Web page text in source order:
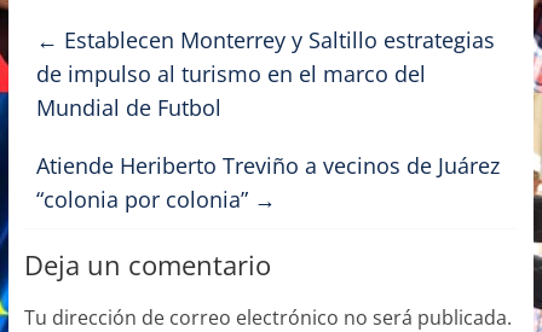
e
b
o
o
k
o
d
o
n
l p
ar
← Establecen Monterrey y Saltillo estrategias
de impulso al turismo en el marco del
Mundial de Futbol
Atiende Heriberto Treviño a vecinos de Juárez
“colonia por colonia” →
Deja un comentario
Tu dirección de correo electrónico no será publicada.